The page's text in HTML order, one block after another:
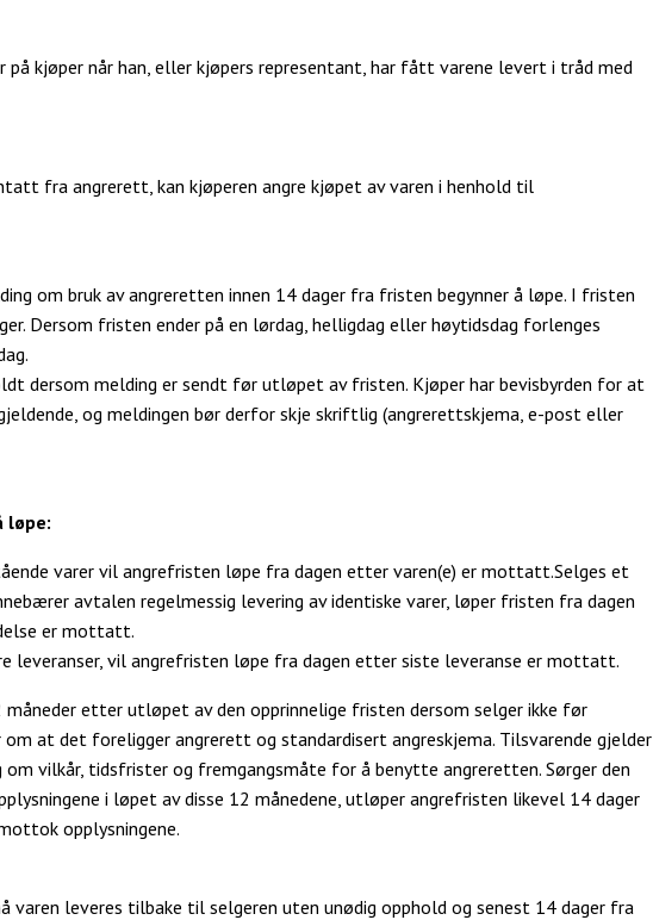
på kjøper når han, eller kjøpers representant, har fått varene levert i tråd med
fra angrerett, kan kjøperen angre kjøpet av varen i henhold til
om bruk av angreretten innen 14 dager fra fristen begynner å løpe. I fristen
Dersom fristen ender på en lørdag, helligdag eller høytidsdag forlenges
dersom melding er sendt før utløpet av fristen. Kjøper har bevisbyrden for at
og meldingen bør derfor skje skriftlig (angrerettskjema, e-post eller
løpe:
varer vil angrefristen løpe fra dagen etter varen(e) er mottatt.Selges et
avtalen regelmessig levering av identiske varer, løper fristen fra dagen
er mottatt.
leveranser, vil angrefristen løpe fra dagen etter siste leveranse er mottatt.
etter utløpet av den opprinnelige fristen dersom selger ikke før
at det foreligger angrerett og standardisert angreskjema. Tilsvarende gjelder
om vilkår, tidsfrister og fremgangsmåte for å benytte angreretten. Sørger den
i løpet av disse 12 månedene, utløper angrefristen likevel 14 dager
opplysningene.
varen leveres tilbake til selgeren uten unødig opphold og senest 14 dager fra